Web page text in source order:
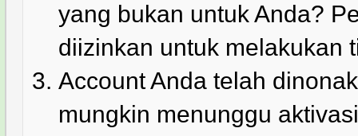
yang bukan untuk Anda?
diizinkan untuk melakukan
Account Anda telah
mungkin menunggu